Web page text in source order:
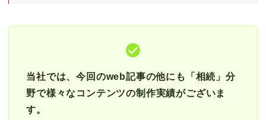
当社では、今回のweb記事の他にも「相続」分
野で様々なコンテンツの制作実績がございま
す。